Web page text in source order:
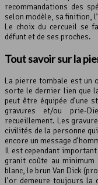
recommandations des
selon modèle, sa finition,
Le choix du cercueil se
défunt et de ses proches.
Tout savoir sur la
La pierre tombale est un
sorte le dernier lien que
peut être équipée d’une
gravures et/ou prie-
recueillement. Les
civilités de la personne
encore un message
Il est cependant important
granit coûte au
blanc, le brun Van Dick
l’or demeure toujours la